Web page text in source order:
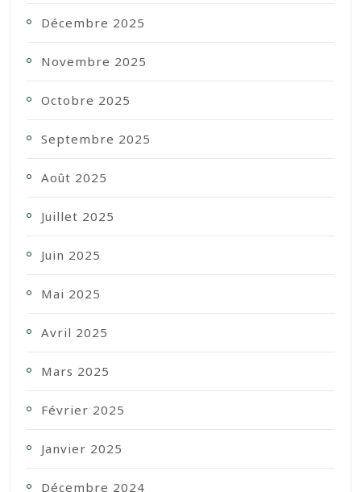
Décembre 2025
Novembre 2025
Octobre 2025
Septembre 2025
Août 2025
Juillet 2025
Juin 2025
Mai 2025
Avril 2025
Mars 2025
Février 2025
Janvier 2025
Décembre 2024